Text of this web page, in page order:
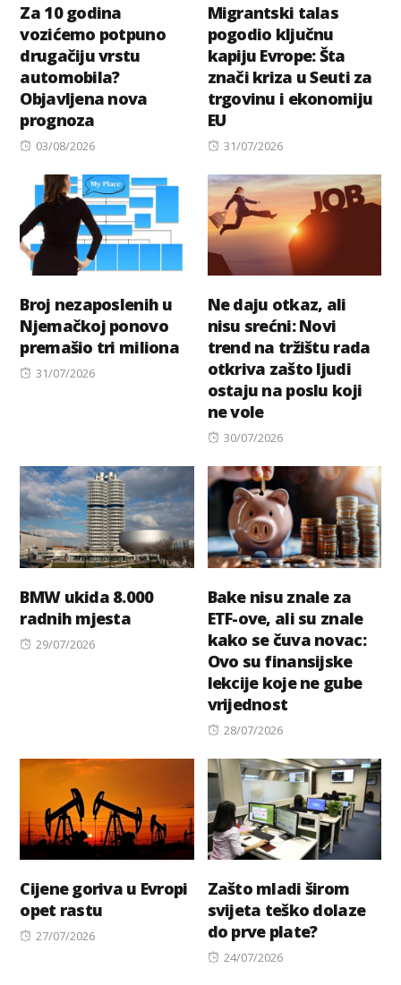
Za 10 godina
vozićemo potpuno
drugačiju vrstu
automobila?
Objavljena nova
prognoza
Posted
03/08/2026
Migrantski talas
pogodio ključnu
kapiju Evrope: Šta
znači kriza u Seuti za
trgovinu i ekonomiju
EU
Posted
31/07/2026
Broj nezaposlenih u
Njemačkoj ponovo
premašio tri miliona
Posted
31/07/2026
Ne daju otkaz, ali
nisu srećni: Novi
trend na tržištu rada
otkriva zašto ljudi
ostaju na poslu koji
ne vole
Posted
30/07/2026
BMW ukida 8.000
radnih mjesta
Posted
29/07/2026
Bake nisu znale za
ETF-ove, ali su znale
kako se čuva novac:
Ovo su finansijske
lekcije koje ne gube
vrijednost
Posted
28/07/2026
Cijene goriva u Evropi
opet rastu
Posted
27/07/2026
Zašto mladi širom
svijeta teško dolaze
do prve plate?
Posted
24/07/2026